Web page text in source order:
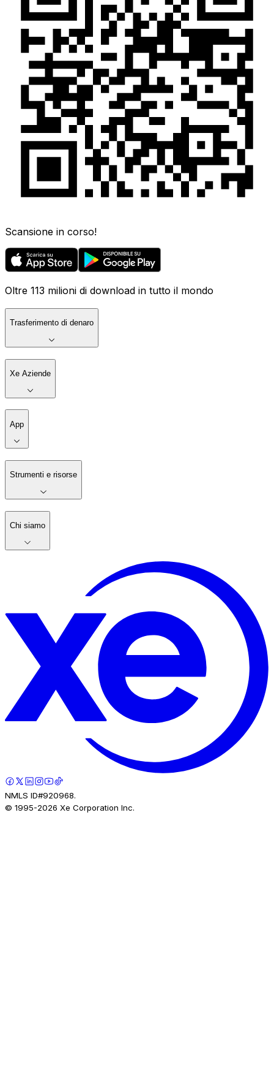
Scansione in corso!
Oltre 113 milioni di download in tutto il mondo
Trasferimento di denaro
Xe Aziende
App
Strumenti e risorse
Chi siamo
NMLS ID#920968.
© 1995-2026 Xe Corporation Inc.